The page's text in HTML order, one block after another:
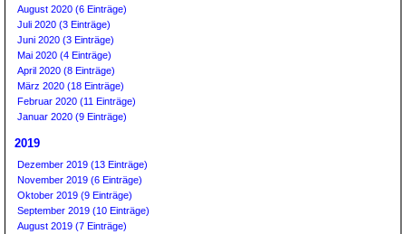
August 2020 (6 Einträge)
Juli 2020 (3 Einträge)
Juni 2020 (3 Einträge)
Mai 2020 (4 Einträge)
April 2020 (8 Einträge)
März 2020 (18 Einträge)
Februar 2020 (11 Einträge)
Januar 2020 (9 Einträge)
2019
Dezember 2019 (13 Einträge)
November 2019 (6 Einträge)
Oktober 2019 (9 Einträge)
September 2019 (10 Einträge)
August 2019 (7 Einträge)